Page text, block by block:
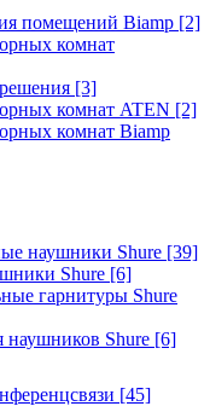
помещений Biamp [2]
комнат
[3]
комнат ATEN [2]
комнат Biamp
наушники Shure [39]
Shure [6]
гарнитуры Shure
наушников Shure [6]
[45]